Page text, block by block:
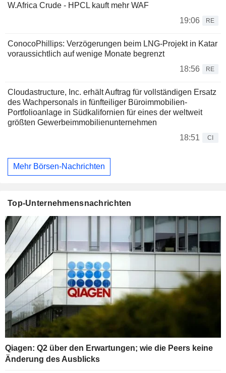
W.Africa Crude - HPCL kauft mehr WAF
19:06
RE
ConocoPhillips: Verzögerungen beim LNG-Projekt in Katar
voraussichtlich auf wenige Monate begrenzt
18:56
RE
Cloudastructure, Inc. erhält Auftrag für vollständigen Ersatz
des Wachpersonals in fünfteiliger Büroimmobilien-
Portfolioanlage in Südkalifornien für eines der weltweit
größten Gewerbeimmobilienunternehmen
18:51
CI
Mehr Börsen-Nachrichten
Top-Unternehmensnachrichten
Qiagen: Q2 über den Erwartungen; wie die Peers keine
Änderung des Ausblicks